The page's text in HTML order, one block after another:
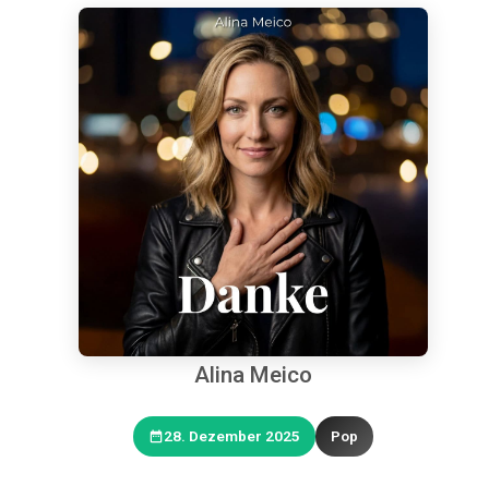
Alina Meico
28. Dezember 2025 Pop